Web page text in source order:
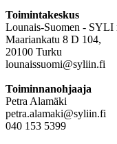
Toimintakeskus
Lounais-Suomen - SYLI
Maariankatu 8 D 104,
20100 Turku
lounaissuomi@syliin.fi
Toiminnanohjaaja
Petra Alamäki
petra.alamaki@syliin.fi
040 153 5399